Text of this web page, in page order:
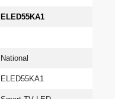
ELED55KA1
National
ELED55KA1